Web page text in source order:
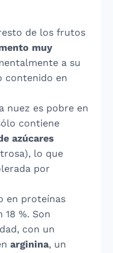
de los frutos
muy
a su
contenido en
nuez es pobre en
contiene
azúcares
lo que
por
en proteínas
%. Son
con un
arginina, un